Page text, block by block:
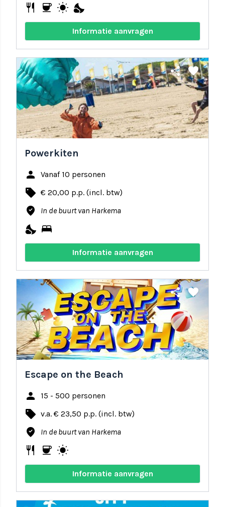
restaurant coffee wb_sunny nights_stay
Informatie aanvragen
share favorite
Powerkiten
person Vanaf 10 personen
local_offer € 20,00 p.p. (incl. btw)
where_to_vote In de buurt van Harkema
nights_stay bed
Informatie aanvragen
share favorite
Escape on the Beach
person 15 - 500 personen
local_offer v.a. € 23,50 p.p. (incl. btw)
where_to_vote In de buurt van Harkema
restaurant coffee wb_sunny
Informatie aanvragen